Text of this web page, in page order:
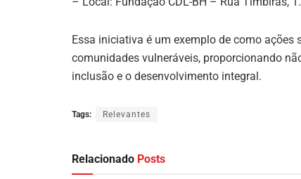
Essa iniciativa é um exemplo de como
comunidades vulneráveis, proporcionando
inclusão e o desenvolvimento integral.
Tags: Relevantes
Relacionado Posts